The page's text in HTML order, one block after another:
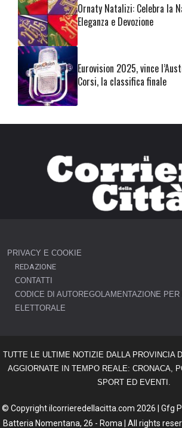
Ornaty Natalizi: Celebra la
Eleganza e Devozione
Eurovision 2025, vince
Corsi, la classifica finale
PRIVACY E COOKIE
REDAZIONE
CONTATTI
CODICE DI AUTOREGOLAMENTAZIONE
ELETTORALE
TUTTE LE ULTIME NOTIZIE DALLA PROVINCIA
AGGIORNATE IN TEMPO REALE: CRONACA,
SPORT ED EVENTI.
© Copyright ilcorrieredellacitta.com 2026 | Gfg
Batteria Nomentana, 26 - Roma | All rights